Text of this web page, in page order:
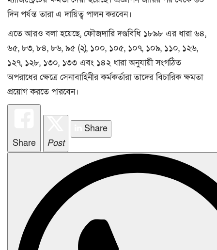
দিন পর্যন্ত তারা এ দায়িত্ব পালন করবেন।
এতে আরও বলা হয়েছে, ফৌজদারি দণ্ডবিধি ১৮৯৮ এর ধারা ৬৪,
৬৫, ৮৩, ৮৪, ৮৬, ৯৫ (২), ১০০, ১০৫, ১০৭, ১০৯, ১১০, ১২৬,
১২৭, ১২৮, ১৩০, ১৩৩ এবং ১৪২ ধারা অনুযায়ী সংগঠিত
অপরাধের ক্ষেত্রে সেনাবাহিনীর কর্মকর্তারা তাদের বিচারিক ক্ষমতা
প্রয়োগ করতে পারবেন।
Share Post
Share